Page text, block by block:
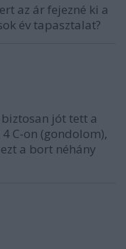
az ár fejezné ki a
év tapasztalat?
jót tett a
C-on (gondolom),
a bort néhány